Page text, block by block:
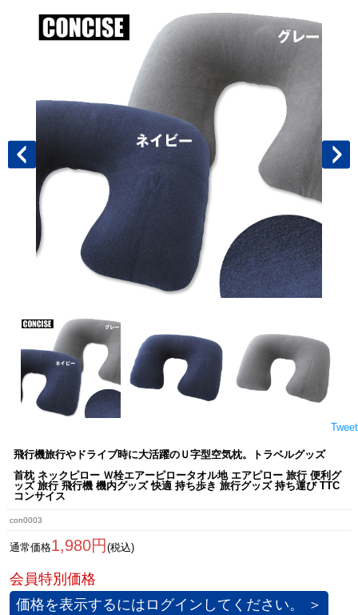
Tweet
飛行機旅行やドライブ時に大活躍のＵ字型空気枕。トラベルグッズ
首枕 ネックピロー Ｗ栓エアーピロータオル地 エアピロー 旅行 便利グ
ッズ 旅行 飛行機 機内グッズ 快適 持ち歩き 旅行グッズ 持ち運び TTC
コンサイス
con0003
通常価格1,980円 (税込)
価格を表示するにはログインしてください。 ＞